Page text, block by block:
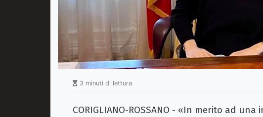
3 minuti di lettura
CORIGLIANO-ROSSANO - «In merito ad